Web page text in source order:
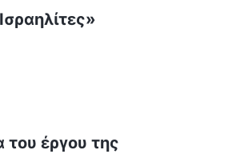
του έργου της